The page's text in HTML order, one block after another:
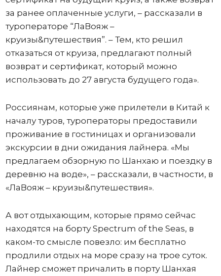
за ранее оплаченные услуги, – рассказали в
туроператоре “ЛаВояж –
круизы&путешествия”. – Тем, кто решил
отказаться от круиза, предлагают полный
возврат и сертификат, который можно
использовать до 27 августа будущего года».
Россиянам, которые уже прилетели в Китай к
началу туров, туроператоры предоставили
проживание в гостиницах и организовали
экскурсии в дни ожидания лайнера. «Мы
предлагаем обзорную по Шанхаю и поездку в
деревню на воде», – рассказали, в частности, в
«ЛаВояж – круизы&путешествия».
А вот отдыхающим, которые прямо сейчас
находятся на борту Spectrum of the Seas, в
каком-то смысле повезло: им бесплатно
продлили отдых на море сразу на трое суток.
Лайнер сможет причалить в порту Шанхая